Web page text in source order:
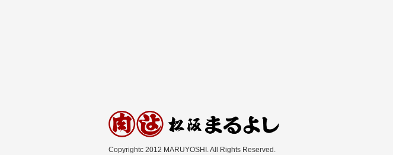
Copyrightc 2012 MARUYOSHI. All Rights Reserved.